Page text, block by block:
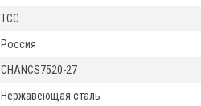
ТСС
Россия
CHANCS7520-27
Нержавеющая сталь